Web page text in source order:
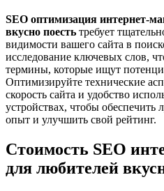
SEO оптимизация интернет-
вкусно поесть требует
видимости вашего сайта в
исследование ключевых слов,
термины, которые ищут
Оптимизируйте технические
скорость сайта и удобство
устройствах, чтобы обеспечить
опыт и улучшить свой рейтинг.
Стоимость SEO
для любителей